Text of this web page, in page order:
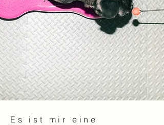
Es ist mir eine